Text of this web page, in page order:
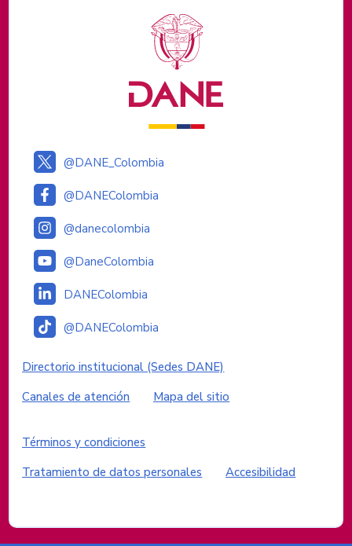
Logos institucionales
@DANE_Colombia
@DANEColombia
@danecolombia
@DaneColombia
DANEColombia
@DANEColombia
Enlaces institucionales
Directorio institucional (Sedes DANE)
Canales de atención
Mapa del sitio
Enlaces del sitio
Términos y condiciones
Tratamiento de datos personales
Accesibilidad